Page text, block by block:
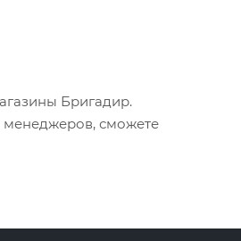
Бригадир.
менеджеров, сможете